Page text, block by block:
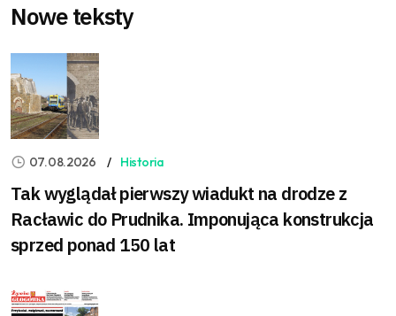
Nowe teksty
07.08.2026 Historia
Tak wyglądał pierwszy wiadukt na drodze z
Racławic do Prudnika. Imponująca konstrukcja
sprzed ponad 150 lat